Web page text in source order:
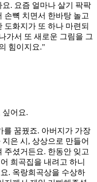
. 요즘 얼마나 살기 팍팍
손뼉 치면서 한바탕 놀고
도화지가 또 하나 마련되
가서 또 새로운 그림을 그
힘이지요."
싶어요.
를 꿈꿨죠. 아버지가 가장
은 시, 상상으로 만들어
주셨거든요. 한동안 잊고
희곡집을 내려고 하니
. 옥랑희곡상을 수상하